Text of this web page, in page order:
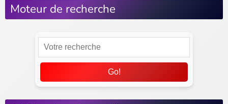
Moteur de recherche
Go!